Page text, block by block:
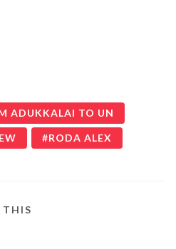
ADUKKALAI TO UN
RODA ALEX
THIS